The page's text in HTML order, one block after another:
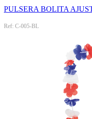
PULSERA BOLITA
Ref: C-005-BL